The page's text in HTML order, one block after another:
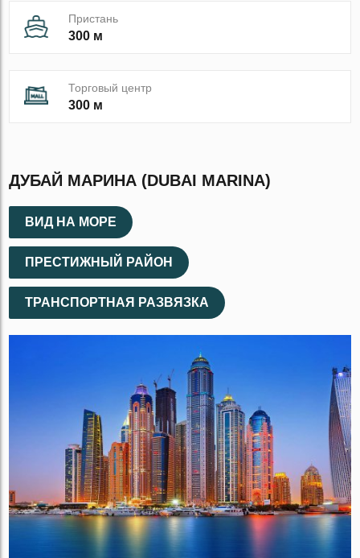
Пристань
300 м
Торговый центр
300 м
ДУБАЙ МАРИНА (DUBAI MARINA)
ВИД НА МОРЕ
ПРЕСТИЖНЫЙ РАЙОН
ТРАНСПОРТНАЯ РАЗВЯЗКА